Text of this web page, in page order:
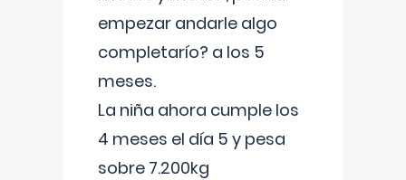
empezar andarle algo
completarío? a los 5
meses.
La niña ahora cumple los
4 meses el día 5 y pesa
sobre 7.200kg